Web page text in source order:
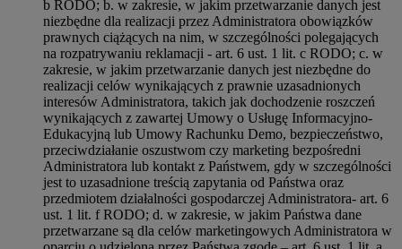
b RODO; b. w zakresie, w jakim przetwarzanie danych jest
niezbędne dla realizacji przez Administratora obowiązków
prawnych ciążących na nim, w szczególności polegających
na rozpatrywaniu reklamacji - art. 6 ust. 1 lit. c RODO; c. w
zakresie, w jakim przetwarzanie danych jest niezbędne do
realizacji celów wynikających z prawnie uzasadnionych
interesów Administratora, takich jak dochodzenie roszczeń
wynikających z zawartej Umowy o Usługę Informacyjno-
Edukacyjną lub Umowy Rachunku Demo, bezpieczeństwo,
przeciwdziałanie oszustwom czy marketing bezpośredni
Administratora lub kontakt z Państwem, gdy w szczególności
jest to uzasadnione treścią zapytania od Państwa oraz
przedmiotem działalności gospodarczej Administratora- art. 6
ust. 1 lit. f RODO; d. w zakresie, w jakim Państwa dane
przetwarzane są dla celów marketingowych Administratora w